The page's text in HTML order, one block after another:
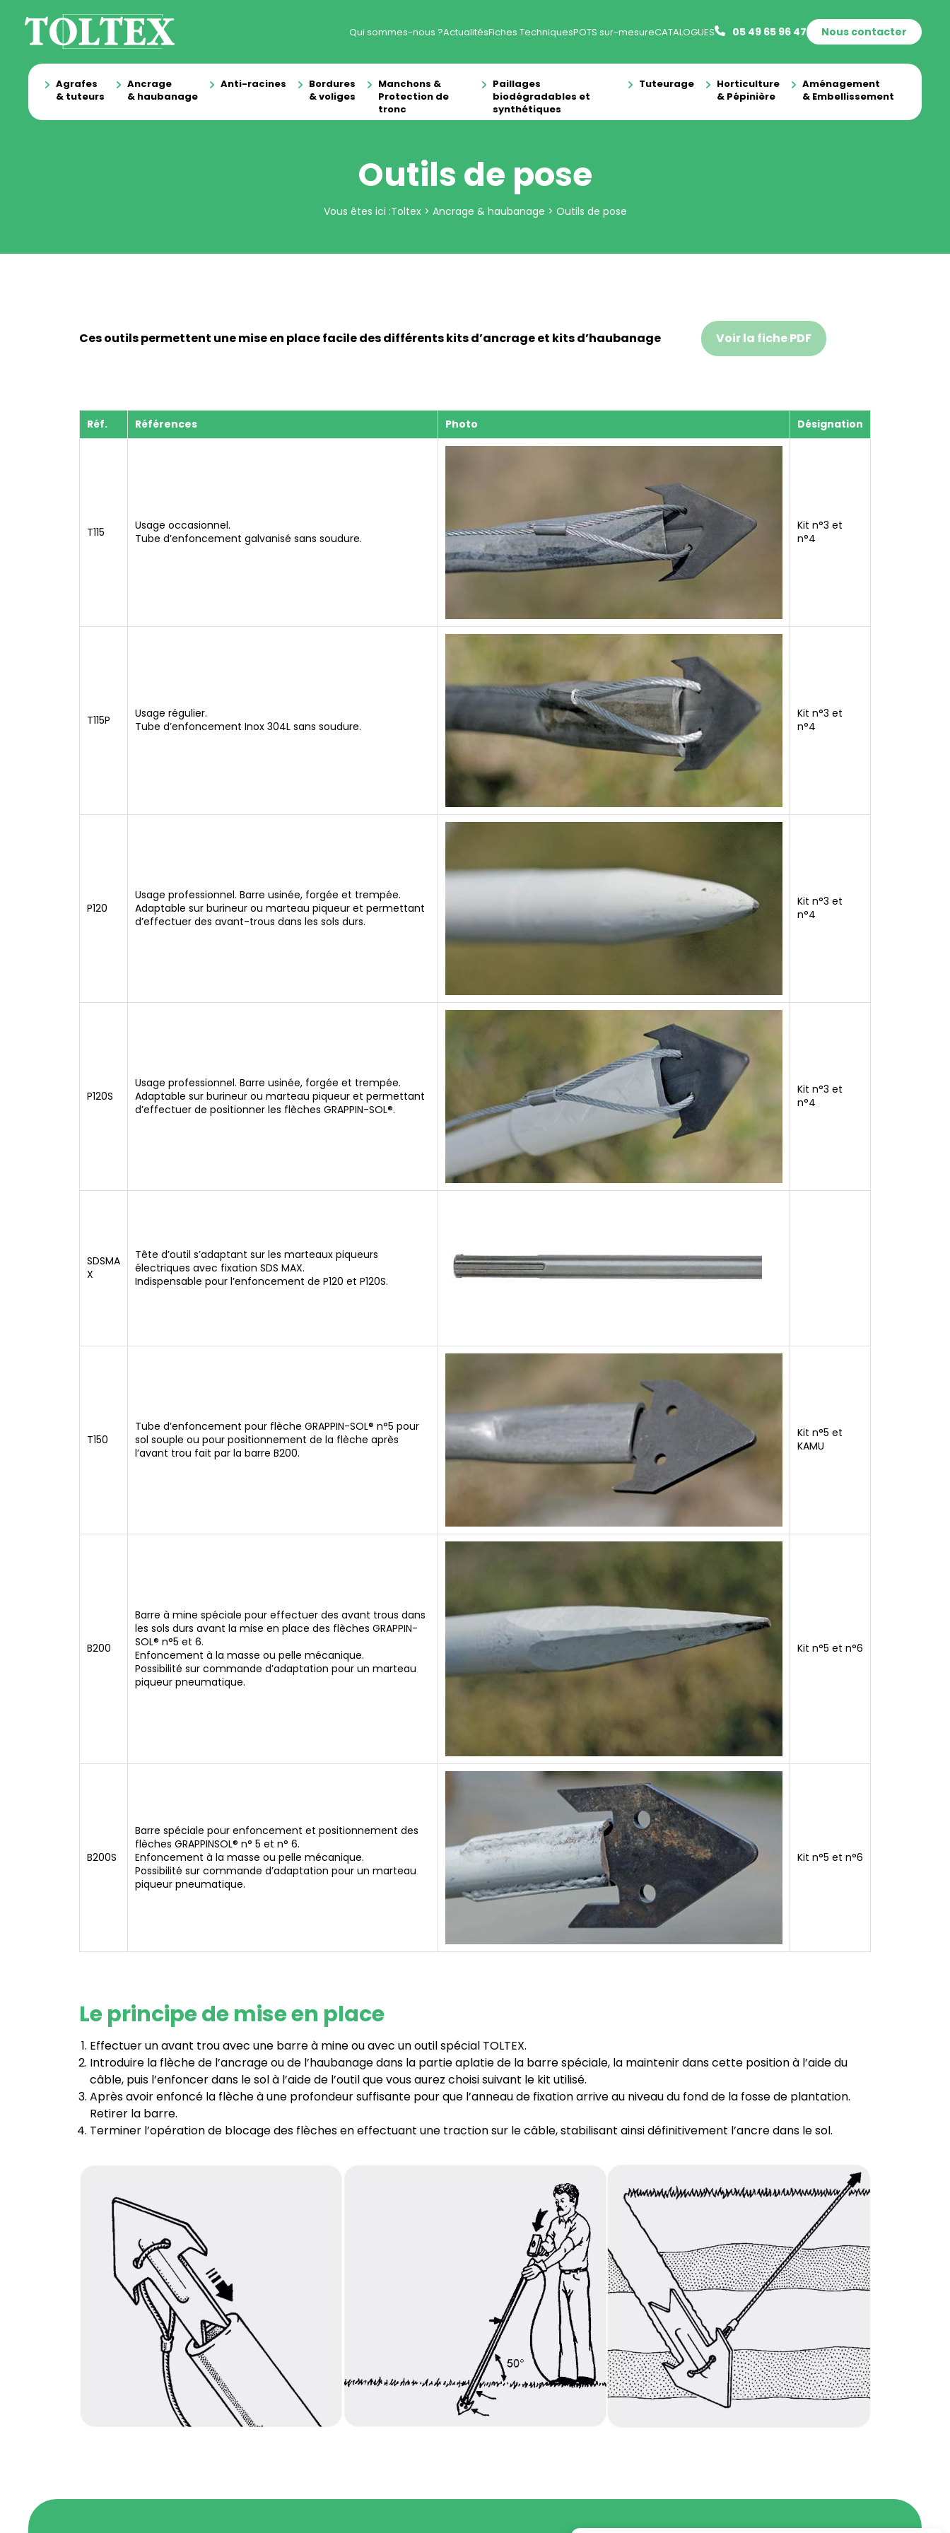
Agrafes
& tuteurs
Ancrage
& haubanage
Anti-racines
Bordures
& voliges
Manchons &
Protection de
tronc
Paillages
biodégradables et
synthétiques
Tuteurage
Horticulture
& Pépinière
Aménagement
& Embellissement
Qui sommes-nous ?ActualitésFiches TechniquesPOTS sur-mesureCATALOGUES 05 49 65 96 47 Nous contacter
Outils de pose
Vous êtes ici :Toltex> Ancrage & haubanage > Outils de pose
Ces outils permettent une mise en place facile des différents kits d’ancrage et kits d’haubanage Voir la fiche PDF
Réf. Références Photo Désignation
T115
Usage occasionnel.
Tube d’enfoncement galvanisé sans soudure.
Kit n°3 et
n°4
T115P
Usage régulier.
Tube d’enfoncement Inox 304L sans soudure.
Kit n°3 et
n°4
P120
Usage professionnel. Barre usinée, forgée et trempée.
Adaptable sur burineur ou marteau piqueur et permettant
d’effectuer des avant-trous dans les sols durs.
Kit n°3 et
n°4
P120S
Usage professionnel. Barre usinée, forgée et trempée.
Adaptable sur burineur ou marteau piqueur et permettant
d’effectuer de positionner les flèches GRAPPIN-SOL®.
Kit n°3 et
n°4
SDSMA
X
Tête d’outil s’adaptant sur les marteaux piqueurs
électriques avec fixation SDS MAX.
Indispensable pour l’enfoncement de P120 et P120S.
T150
Tube d’enfoncement pour flèche GRAPPIN-SOL® n°5 pour
sol souple ou pour positionnement de la flèche après
l’avant trou fait par la barre B200.
Kit n°5 et
KAMU
B200
Barre à mine spéciale pour effectuer des avant trous dans
les sols durs avant la mise en place des flèches GRAPPIN-
SOL® n°5 et 6.
Enfoncement à la masse ou pelle mécanique.
Possibilité sur commande d’adaptation pour un marteau
piqueur pneumatique.
Kit n°5 et n°6
B200S
Barre spéciale pour enfoncement et positionnement des
flèches GRAPPINSOL® n° 5 et n° 6.
Enfoncement à la masse ou pelle mécanique.
Possibilité sur commande d’adaptation pour un marteau
piqueur pneumatique.
Kit n°5 et n°6
Le principe de mise en place
Effectuer un avant trou avec une barre à mine ou avec un outil spécial TOLTEX.
Introduire la flèche de l’ancrage ou de l’haubanage dans la partie aplatie de la barre spéciale, la maintenir dans cette position à l’aide du
câble, puis l’enfoncer dans le sol à l’aide de l’outil que vous aurez choisi suivant le kit utilisé.
Après avoir enfoncé la flèche à une profondeur suffisante pour que l’anneau de fixation arrive au niveau du fond de la fosse de plantation.
Retirer la barre.
Terminer l’opération de blocage des flèches en effectuant une traction sur le câble, stabilisant ainsi définitivement l’ancre dans le sol.